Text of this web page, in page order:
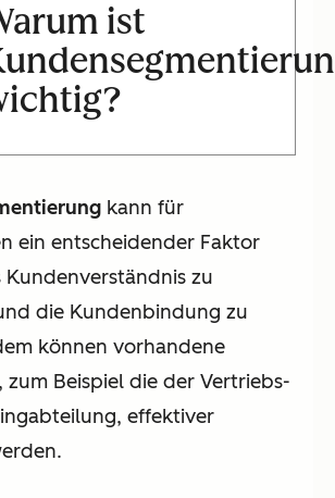
ist
kann für
ein entscheidender Faktor
Kundenverständnis zu
die Kundenbindung zu
können vorhandene
zum Beispiel die der Vertriebs-
effektiver